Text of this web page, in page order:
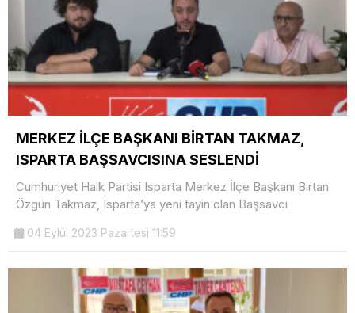
MERKEZ İLÇE BAŞKANI BİRTAN TAKMAZ,
ISPARTA BAŞSAVCISINA SESLENDİ
Cumhuriyet Halk Partisi Isparta Merkez İlçe Başkanı Birtan
Özgün Takmaz, Isparta’ya yeni tayin olan Başsavcı
04 Eylül 2023 Pazartesi 11:59